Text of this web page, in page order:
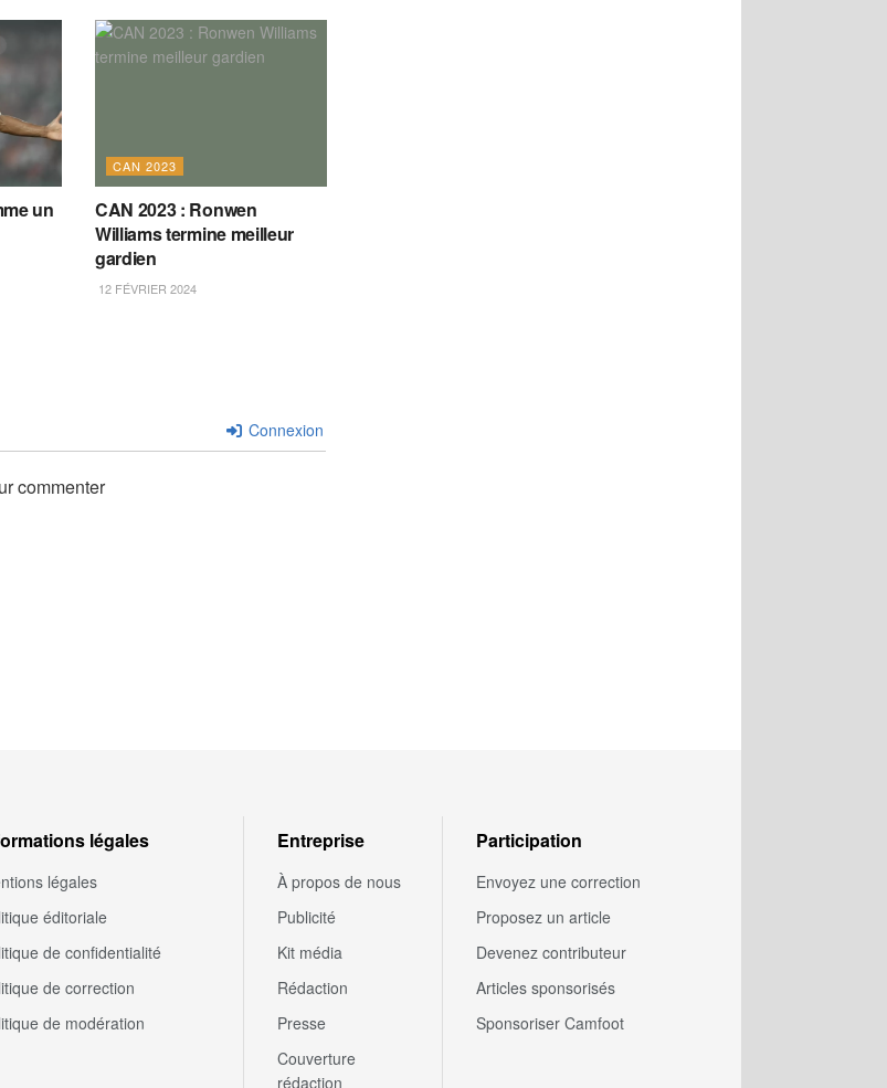
un
CAN 2023
CAN 2023 : Ronwen
Williams termine meilleur
gardien
12 FÉVRIER 2024
Connexion
commenter
légales
légales
éditoriale
de confidentialité
de correction
de modération
Entreprise
À propos de nous
Publicité
Kit média
Rédaction
Presse
Couverture
rédaction
Participation
Envoyez une correction
Proposez un article
Devenez contributeur
Articles sponsorisés
Sponsoriser Camfoot